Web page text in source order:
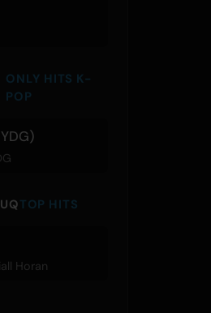
ONLY HITS K-
POP
TOP HITS
Horan